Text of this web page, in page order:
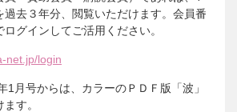
過去３年分、閲覧いただけます。会員番
グインしてご活用ください。
net.jp/login
月号からは、カラーのＰＤＦ版「波」
す。